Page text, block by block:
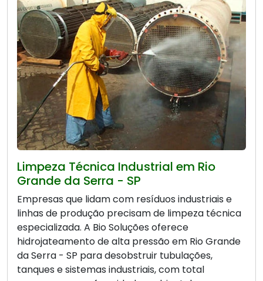
Limpeza Técnica Industrial em Rio
Grande da Serra - SP
Empresas que lidam com resíduos industriais e
linhas de produção precisam de limpeza técnica
especializada. A Bio Soluções oferece
hidrojateamento de alta pressão em Rio Grande
da Serra - SP para desobstruir tubulações,
tanques e sistemas industriais, com total